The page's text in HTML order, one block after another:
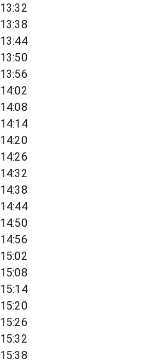
13:32
13:38
13:44
13:50
13:56
14:02
14:08
14:14
14:20
14:26
14:32
14:38
14:44
14:50
14:56
15:02
15:08
15:14
15:20
15:26
15:32
15:38